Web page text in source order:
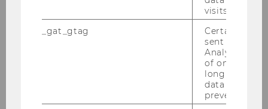
visits.
_gat_gtag
Certain data
sent to
Analytics a
of once per
long as it is
data
prevented.